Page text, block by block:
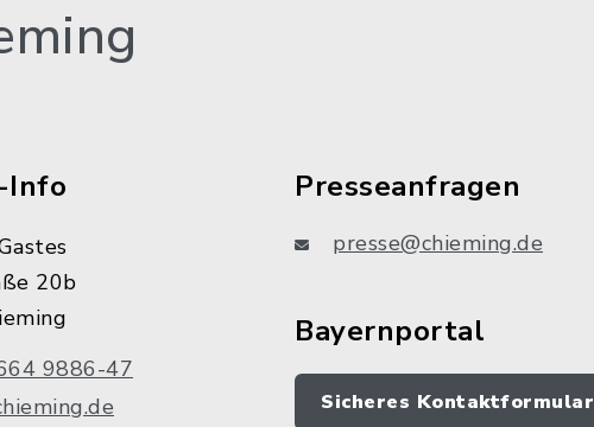
Info
20b
9886-47
Presseanfragen
presse@chieming.de
Bayernportal
Sicheres Kontaktformular